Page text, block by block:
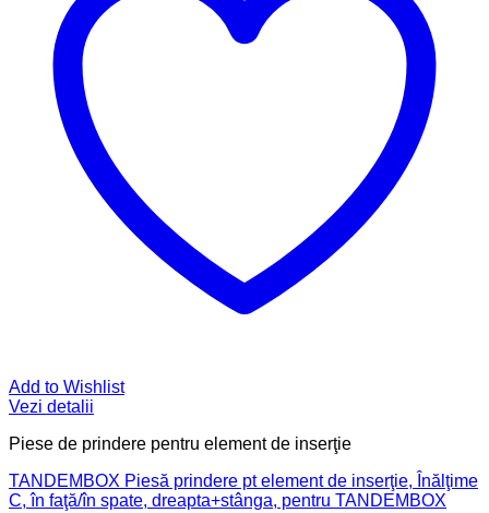
Add to Wishlist
Vezi detalii
Piese de prindere pentru element de inserţie
TANDEMBOX Piesă prindere pt element de inserţie, Înălţime
C, în faţă/în spate, dreapta+stânga, pentru TANDEMBOX